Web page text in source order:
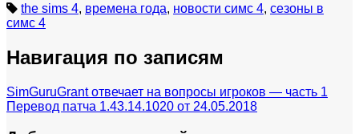
the sims 4, времена года, новости симс 4, сезоны в
симс 4
Навигация по записям
SimGuruGrant отвечает на вопросы игроков — часть 1
Перевод патча 1.43.14.1020 от 24.05.2018